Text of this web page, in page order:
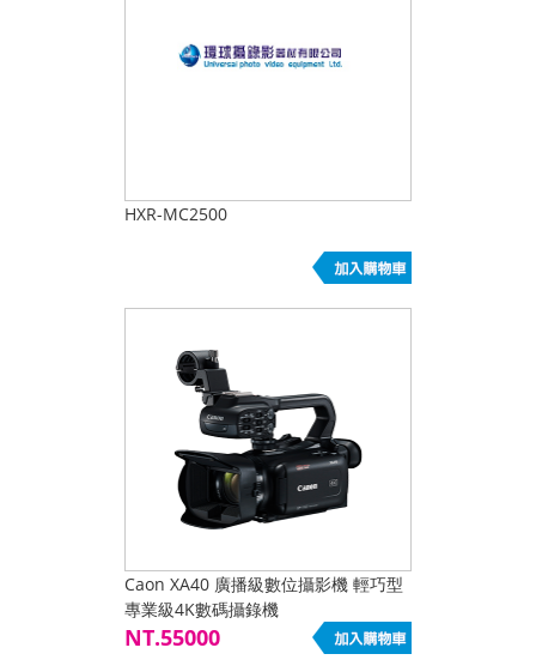
HXR-MC2500
Caon XA40 廣播級數位攝影機 輕巧型
專業級4K數碼攝錄機
NT.55000